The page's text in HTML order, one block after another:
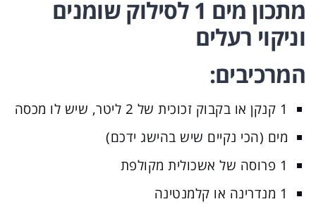
מתכון מים 1 לסילוק שומנים
וניקוי רעלים
המרכיבים:
1 קנקן או בקבוק זכוכית של 2 ליטר, שיש לו מכסה
מים (הכי נקיים שיש בהישג ידכם)
1 פרוסה של אשכולית מקולפת
1 מנדרינה או קלמנטינה